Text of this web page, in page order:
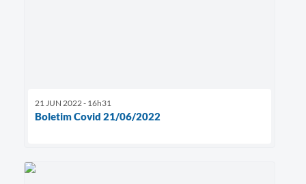
21 JUN 2022 - 16h31
Boletim Covid 21/06/2022